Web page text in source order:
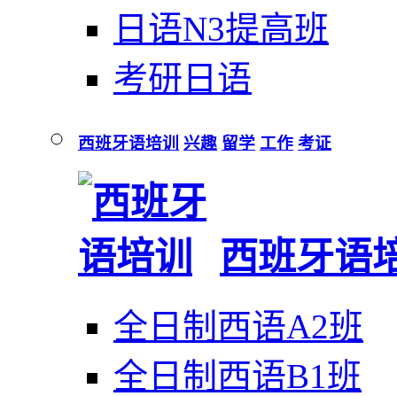
日语N3提高班
考研日语
西班牙语培训 兴趣 留学 工作 考证
西班牙语
全日制西语A2班
全日制西语B1班